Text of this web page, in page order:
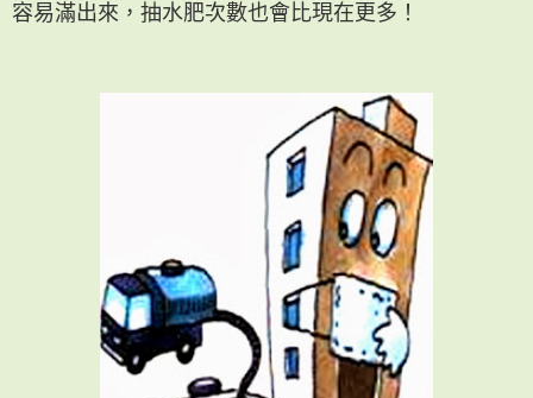
容易滿出來，抽水肥次數也會比現在更多！